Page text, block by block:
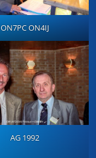
ON7PC ON4IJ
AG 1992